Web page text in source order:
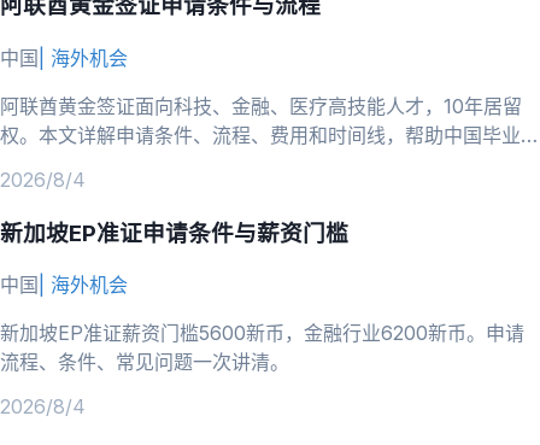
阿联酋黄金签证申请条件与流程
中国 海外机会
阿联酋黄金签证面向科技、金融、医疗高技能人才，10年居留
权。本文详解申请条件、流程、费用和时间线，帮助中国毕业生
2026/8/4
新加坡EP准证申请条件与薪资门槛
中国
海外机会
新加坡EP准证薪资门槛5600新币，金融行业6200新币。申请
流程、条件、常见问题一次讲清。
2026/8/4